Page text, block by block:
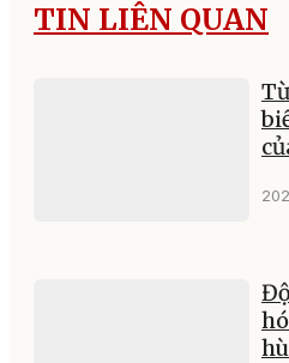
TIN LIÊN QUAN